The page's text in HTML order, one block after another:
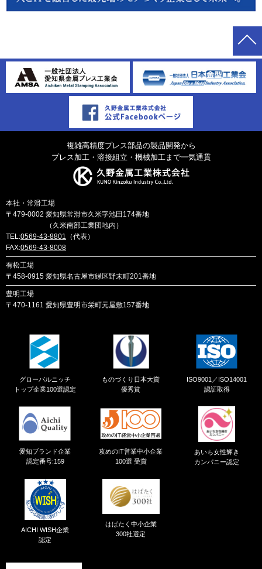
複雑高精度プレス部品の製品開発から
プレス加工・溶接組立・機械加工まで一気通貫
本社・常滑工場
〒479-0002 愛知県常滑市久米字池田174番地
（久米南部工業団地内）
TEL:0569-43-8801
（代表）
FAX:0569-43-8008
有松工場
〒458-0915 愛知県名古屋市緑区野末町201番地
豊明工場
〒470-1161 愛知県豊明市栄町元屋敷157番地
グローバルニッチ
トップ企業100選認定
ものづくり日本大賞
優秀賞
ISO9001／ISO14001
認証取得
愛知ブランド企業
認定番号:159
攻めのIT営業中小企業
100選 受賞
あいち女性輝き
カンパニー認定
AICHI WISH企業
認定
はばたく中小企業
300社選定